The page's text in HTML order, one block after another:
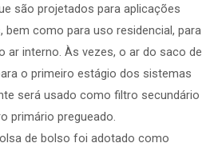
são projetados para aplicações
bem como para uso residencial, para
ar interno. Às vezes, o ar do saco de
o primeiro estágio dos sistemas
será usado como filtro secundário
primário pregueado.
de bolso foi adotado como